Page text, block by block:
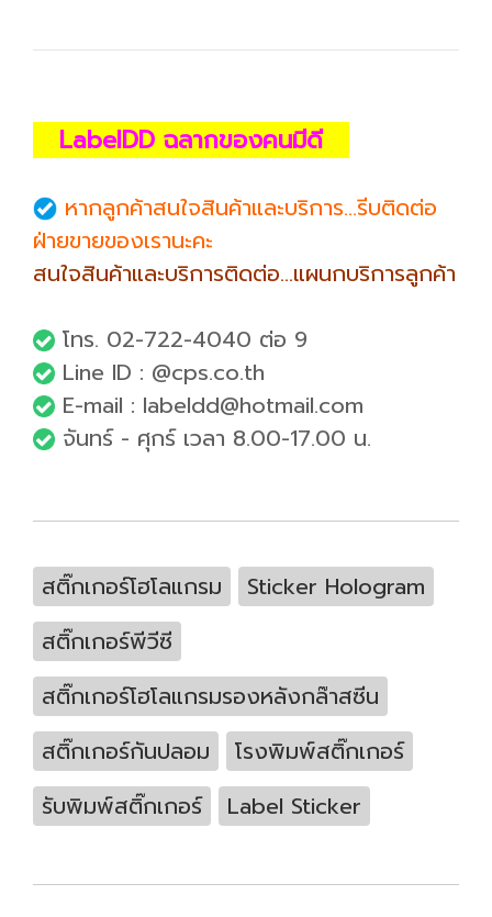
LabelDD ฉลากของคนมีดี
หากลูกค้าสนใจสินค้าและบริการ...รีบติดต่อ
ฝ่ายขายของเรานะคะ
สนใจสินค้าและบริการติดต่อ...แผนกบริการลูกค้า
โทร. 02-722-4040 ต่อ 9
Line ID : @cps.co.th
E-mail : labeldd@hotmail.com
จันทร์ - ศุกร์ เวลา 8.00-17.00 น.
สติ๊กเกอร์โฮโลแกรม
Sticker Hologram
สติ๊กเกอร์พีวีซี
สติ๊กเกอร์โฮโลแกรมรองหลังกล๊าสซีน
สติ๊กเกอร์กันปลอม
โรงพิมพ์สติ๊กเกอร์
รับพิมพ์สติ๊กเกอร์
Label Sticker